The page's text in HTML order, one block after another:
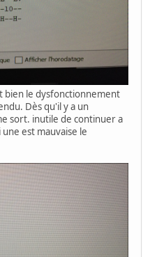
bien le dysfonctionnement
Dès qu'il y a un
sort. inutile de continuer a
est mauvaise le